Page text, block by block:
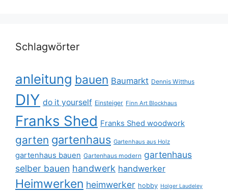
Schlagwörter
anleitung bauen Baumarkt Dennis Witthus
DIY do it yourself Einsteiger Finn Art Blockhaus
Franks Shed Franks Shed woodwork
garten gartenhaus Gartenhaus aus Holz
gartenhaus bauen Gartenhaus modern gartenhaus
selber bauen handwerk handwerker
Heimwerken heimwerker hobby Holger Laudeley